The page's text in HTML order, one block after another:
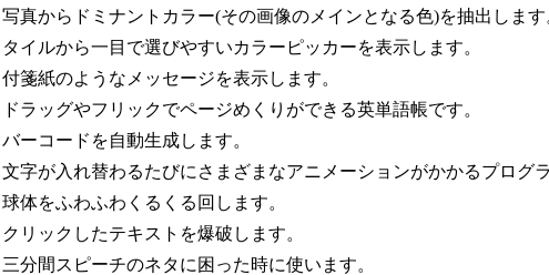
写真からドミナントカラー(その画像のメインとなる色)を抽出します
タイルから一目で選びやすいカラーピッカーを表示します。
付箋紙のようなメッセージを表示します。
ドラッグやフリックでページめくりができる英単語帳です。
バーコードを自動生成します。
文字が入れ替わるたびにさまざまなアニメーションがかかるプログラ
球体をふわふわくるくる回します。
クリックしたテキストを爆破します。
三分間スピーチのネタに困った時に使います。